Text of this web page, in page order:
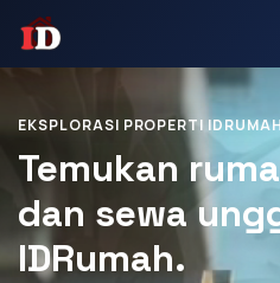
EKSPLORASI PROPERTI
Temukan
dan sewa
IDRumah.